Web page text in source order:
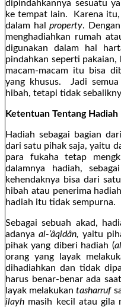
dipindahkannya sesuatu
ke tempat lain. Karena
dalam halproperty.
menghadiahkan rumah
digunakan dalam hal
pindahkan seperti pakaian,
macam-macam itu bisa
yang khusus. Jadi semua
hibah, tetapi tidak
Ketentuan Tentang Hadiah
Hadiah sebagai bagian
dari satu pihak saja, yaitu
para fukaha tetap
dalamnya hadiah,
kehendaknya bisa dari
hibah atau penerima
hadiah itu tidak sempurna.
Sebagai sebuah akad,
adanya al-‘âqidân, yaitu
pihak yang diberi hadiah (
orang yang layak
dihadiahkan dan tidak
harus benar-benar ada
layak melakukantasharruf
ilayh masih kecil atau gila